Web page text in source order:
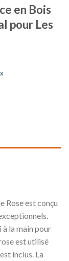
en Bois
pour Les
Rose est conçu
à la main pour
est utilisé
inclus. La